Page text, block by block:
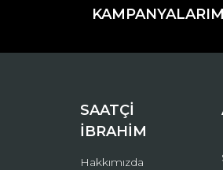
Ürün resmi
Bu ürüne benzer
SAATÇİ
İBRAHİM
Hakkımızda